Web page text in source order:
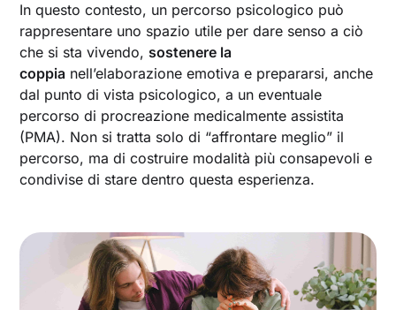
In questo contesto, un percorso psicologico può
rappresentare uno spazio utile per dare senso a ciò
che si sta vivendo, sostenere la
coppia nell’elaborazione emotiva e prepararsi, anche
dal punto di vista psicologico, a un eventuale
percorso di procreazione medicalmente assistita
(PMA). Non si tratta solo di “affrontare meglio” il
percorso, ma di costruire modalità più consapevoli e
condivise di stare dentro questa esperienza.